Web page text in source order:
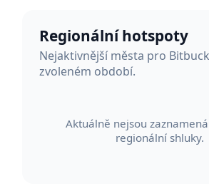
Regionální hotspoty
Nejaktivnější města pro
zvoleném období.
Aktuálně nejsou
regionální shluky.